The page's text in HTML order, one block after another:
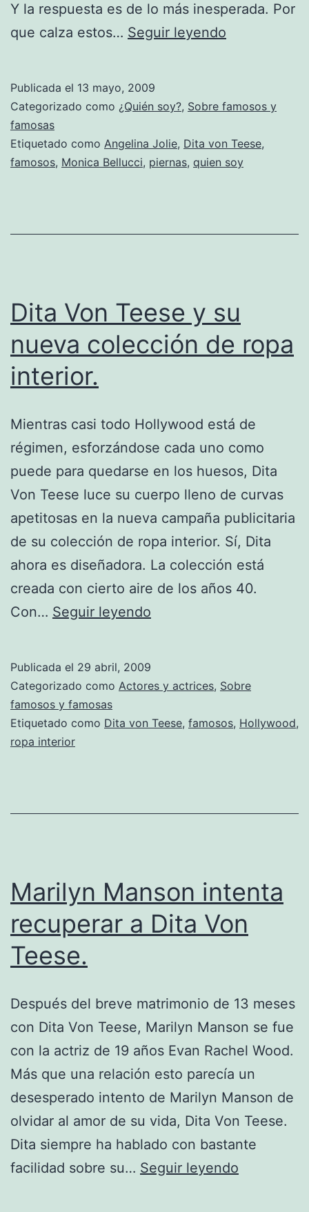
Y la respuesta es de lo más inesperada. Por
que calza estos… Seguir leyendo
Publicada el 13 mayo, 2009
Categorizado como ¿Quién soy?, Sobre famosos y
famosas
Etiquetado como Angelina Jolie, Dita von Teese,
famosos, Monica Bellucci, piernas, quien soy
Dita Von Teese y su
nueva colección de ropa
interior.
Mientras casi todo Hollywood está de
régimen, esforzándose cada uno como
puede para quedarse en los huesos, Dita
Von Teese luce su cuerpo lleno de curvas
apetitosas en la nueva campaña publicitaria
de su colección de ropa interior. Sí, Dita
ahora es diseñadora. La colección está
creada con cierto aire de los años 40.
Con… Seguir leyendo
y
nueva
Publicada el 29 abril, 2009
Categorizado como Actores y actrices, Sobre
famosos y famosas
Etiquetado como Dita von Teese, famosos, Hollywood,
ropa interior
Marilyn Manson intenta
recuperar a Dita Von
Teese.
Después del breve matrimonio de 13 meses
con Dita Von Teese, Marilyn Manson se fue
con la actriz de 19 años Evan Rachel Wood.
Más que una relación esto parecía un
desesperado intento de Marilyn Manson de
olvidar al amor de su vida, Dita Von Teese.
Dita siempre ha hablado con bastante
facilidad sobre su… Seguir leyendo